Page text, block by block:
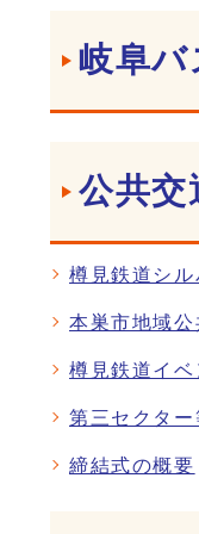
岐阜バ
公共交
樽見鉄道シル
本巣市地域
樽見鉄道イベ
第三セクタ
締結式の概要